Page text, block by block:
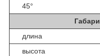
45°
длина
высота